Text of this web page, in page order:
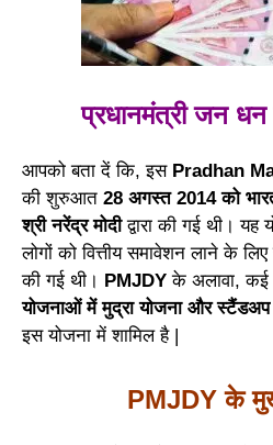
प्रधानमंत्री जन धन
आपको बता दें कि, इस Pradhan
की शुरुआत 28 अगस्त 2014 को
श्री नरेंद्र मोदीद्वारा की गई थी। यह
लोगों को वित्तीय समावेशन लाने के
की गई थी। PMJDYके अलावा,
योजनाओं में मुद्रा योजना और स्टैंडअप
इस योजना में शामिल है |
PMJDY के